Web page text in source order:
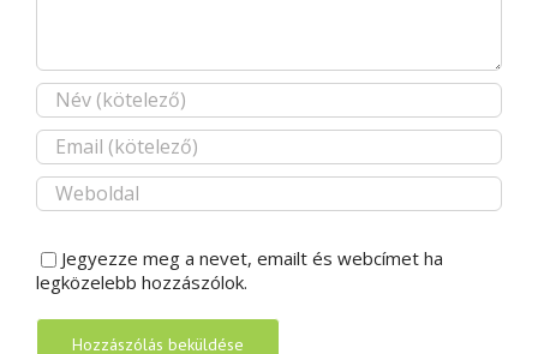
Jegyezze meg a nevet, emailt és webcímet ha
legközelebb hozzászólok.